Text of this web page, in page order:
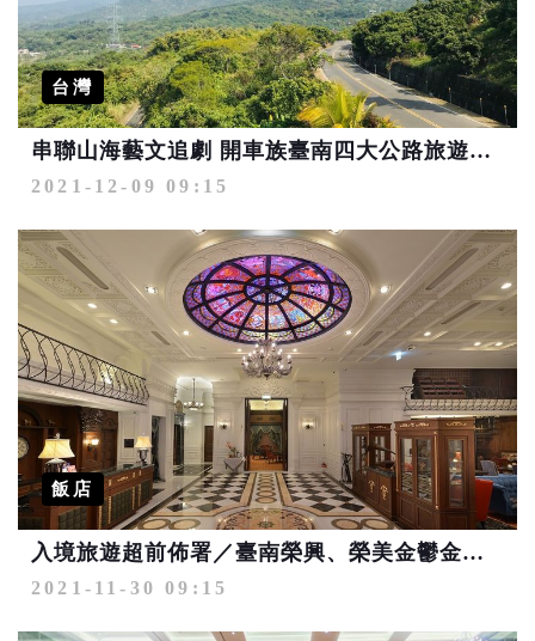
台灣
串聯山海藝文追劇 開車族臺南四大公路旅遊推薦
2021-12-09 09:15
飯店
入境旅遊超前佈署／臺南榮興、榮美金鬱金香酒店服務升級 獲友善接待認證
2021-11-30 09:15